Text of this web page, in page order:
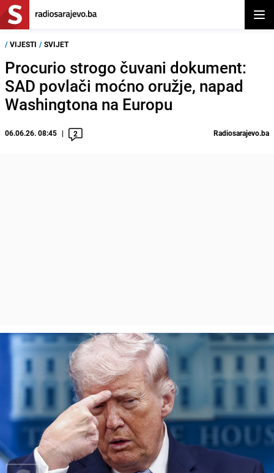
/ VIJESTI / SVIJET
Procurio strogo čuvani dokument:
SAD povlači moćno oružje, napad
Washingtona na Europu
06.06.26. 08:45 2 Radiosarajevo.ba